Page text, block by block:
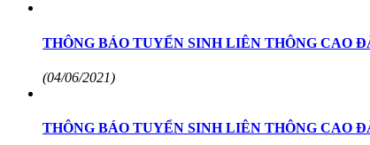
THÔNG BÁO TUYỂN SINH LIÊN THÔNG CAO
(04/06/2021)
THÔNG BÁO TUYỂN SINH LIÊN THÔNG CAO